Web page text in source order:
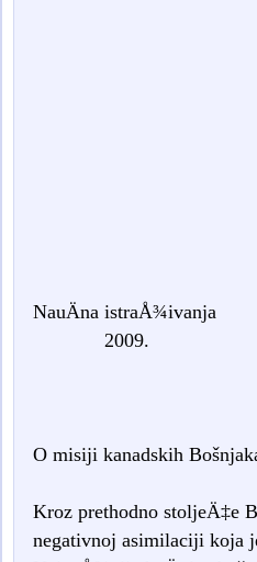
2009.
O misiji kanadskih
Kroz prethodno stoljeÄ‡e
negativnoj asimilaciji koja